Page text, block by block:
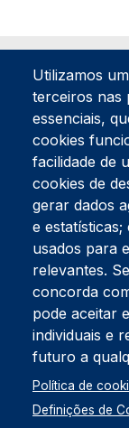
Tel:234 390 100
Endereço Postal
Apartado 42
Rua Gil Eanes 31
3834-908
Estúdios
Rua Prior Guerra
Edifício do
3830-556
Rodapé
Cookies
Utilizamos
terceiros nas
essenciais,
cookies
facilidade de
cookies de
gerar dados
e
usados para
relevantes.
concorda
pode aceitar
individuais e
futuro a
Política de
Definições de